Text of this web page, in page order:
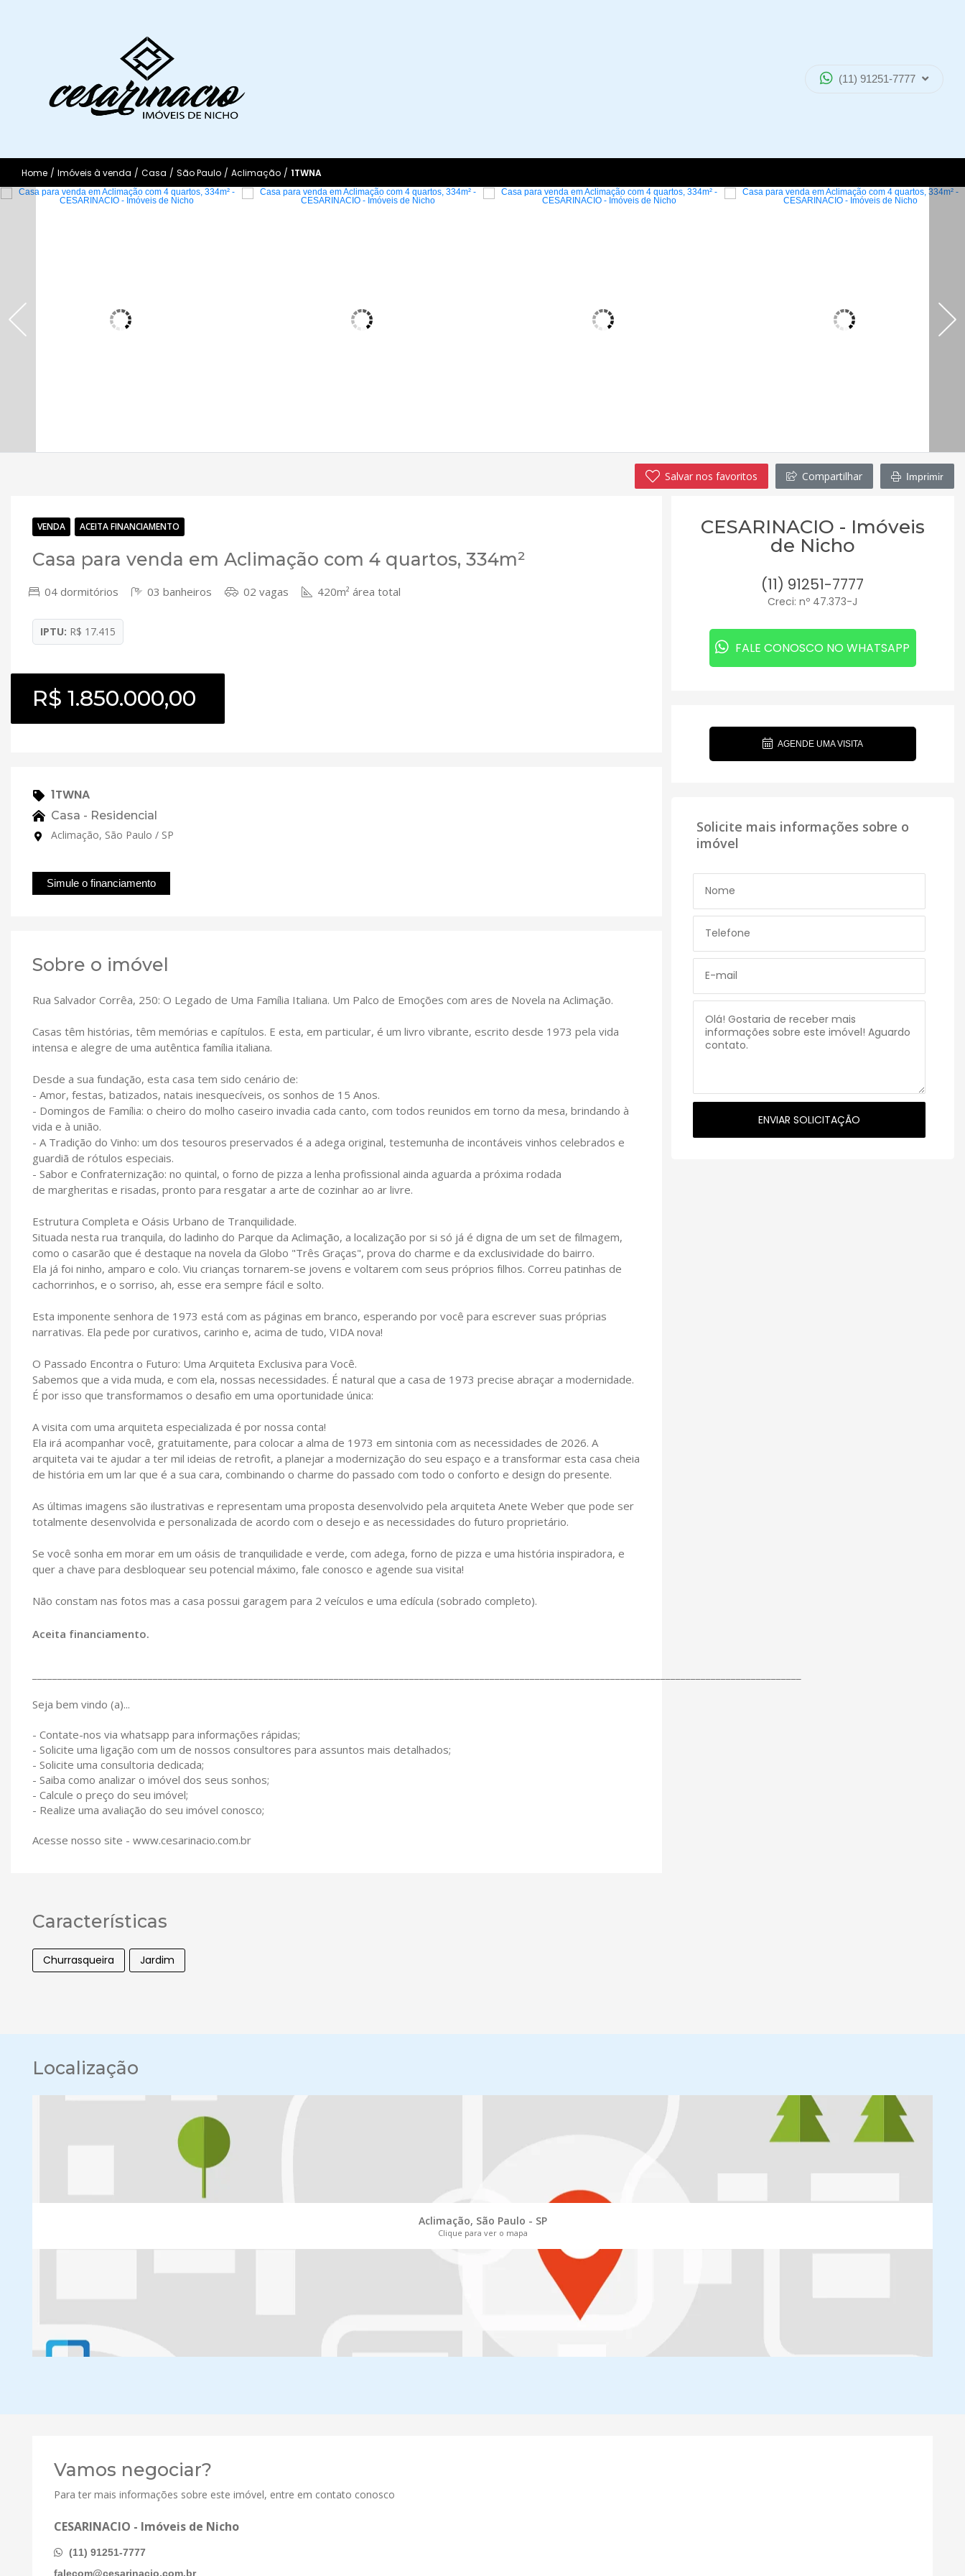
(11) 91251-7777
Home / Imóveis à venda / Casa / São Paulo / Aclimação / 1TWNA
Salvar nos favoritos Compartilhar Imprimir
VENDA ACEITA FINANCIAMENTO
Casa para venda em Aclimação com 4 quartos, 334m²
04 dormitórios 03 banheiros 02 vagas 420m² área total
IPTU: R$ 17.415
R$ 1.850.000,00
1TWNA
Casa - Residencial
Aclimação, São Paulo / SP
Simule o financiamento
Sobre o imóvel
Rua Salvador Corrêa, 250: O Legado de Uma Família Italiana. Um Palco de Emoções com ares de Novela na Aclimação.
Casas têm histórias, têm memórias e capítulos. E esta, em particular, é um livro vibrante, escrito desde 1973 pela vida
intensa e alegre de uma autêntica família italiana.
Desde a sua fundação, esta casa tem sido cenário de:
- Amor, festas, batizados, natais inesquecíveis, os sonhos de 15 Anos.
- Domingos de Família: o cheiro do molho caseiro invadia cada canto, com todos reunidos em torno da mesa, brindando à
vida e à união.
- A Tradição do Vinho: um dos tesouros preservados é a adega original, testemunha de incontáveis vinhos celebrados e
guardiã de rótulos especiais.
- Sabor e Confraternização: no quintal, o forno de pizza a lenha profissional ainda aguarda a próxima rodada
de margheritas e risadas, pronto para resgatar a arte de cozinhar ao ar livre.
Estrutura Completa e Oásis Urbano de Tranquilidade.
Situada nesta rua tranquila, do ladinho do Parque da Aclimação, a localização por si só já é digna de um set de filmagem,
como o casarão que é destaque na novela da Globo "Três Graças", prova do charme e da exclusividade do bairro.
Ela já foi ninho, amparo e colo. Viu crianças tornarem-se jovens e voltarem com seus próprios filhos. Correu patinhas de
cachorrinhos, e o sorriso, ah, esse era sempre fácil e solto.
Esta imponente senhora de 1973 está com as páginas em branco, esperando por você para escrever suas próprias
narrativas. Ela pede por curativos, carinho e, acima de tudo, VIDA nova!
O Passado Encontra o Futuro: Uma Arquiteta Exclusiva para Você.
Sabemos que a vida muda, e com ela, nossas necessidades. É natural que a casa de 1973 precise abraçar a modernidade.
É por isso que transformamos o desafio em uma oportunidade única:
A visita com uma arquiteta especializada é por nossa conta!
Ela irá acompanhar você, gratuitamente, para colocar a alma de 1973 em sintonia com as necessidades de 2026. A
arquiteta vai te ajudar a ter mil ideias de retrofit, a planejar a modernização do seu espaço e a transformar esta casa cheia
de história em um lar que é a sua cara, combinando o charme do passado com todo o conforto e design do presente.
As últimas imagens são ilustrativas e representam uma proposta desenvolvido pela arquiteta Anete Weber que pode ser
totalmente desenvolvida e personalizada de acordo com o desejo e as necessidades do futuro proprietário.
Se você sonha em morar em um oásis de tranquilidade e verde, com adega, forno de pizza e uma história inspiradora, e
quer a chave para desbloquear seu potencial máximo, fale conosco e agende sua visita!
Não constam nas fotos mas a casa possui garagem para 2 veículos e uma edícula (sobrado completo).
Aceita financiamento.
Seja bem vindo (a)...
- Contate-nos via whatsapp para informações rápidas;
- Solicite uma ligação com um de nossos consultores para assuntos mais detalhados;
- Solicite uma consultoria dedicada;
- Saiba como analizar o imóvel dos seus sonhos;
- Calcule o preço do seu imóvel;
- Realize uma avaliação do seu imóvel conosco;
Acesse nosso site - www.cesarinacio.com.br
Características
Churrasqueira Jardim
CESARINACIO - Imóveis
de Nicho
(11) 91251-7777
Creci: nº 47.373-J
FALE CONOSCO NO WHATSAPP
AGENDE UMA VISITA
Solicite mais informações sobre o
imóvel
Localização
Aclimação, São Paulo - SP
Clique para ver o mapa
Vamos negociar?
Para ter mais informações sobre este imóvel, entre em contato conosco
CESARINACIO - Imóveis de Nicho
(11) 91251-7777
falecom@cesarinacio.com.br